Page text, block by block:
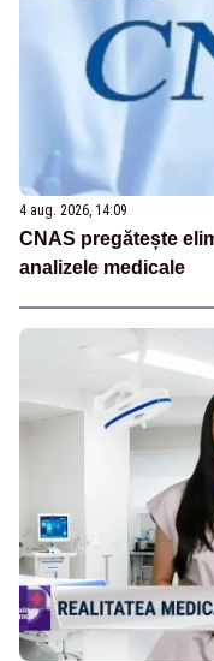
4 aug. 2026, 14:09
CNAS pregătește
analizele medicale